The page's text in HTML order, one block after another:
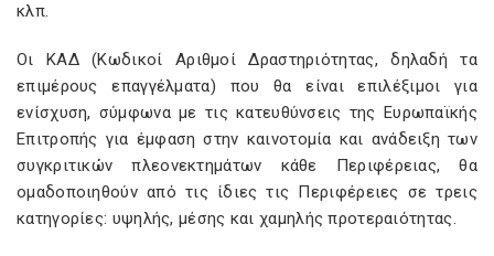
κλπ.
Οι ΚΑΔ (Κωδικοί Αριθμοί Δραστηριότητας, δηλαδή τα
επιμέρους επαγγέλματα) που θα είναι επιλέξιμοι για
ενίσχυση, σύμφωνα με τις κατευθύνσεις της Ευρωπαϊκής
Επιτροπής για έμφαση στην καινοτομία και ανάδειξη των
συγκριτικών πλεονεκτημάτων κάθε Περιφέρειας, θα
ομαδοποιηθούν από τις ίδιες τις Περιφέρειες σε τρεις
κατηγορίες: υψηλής, μέσης και χαμηλής προτεραιότητας.